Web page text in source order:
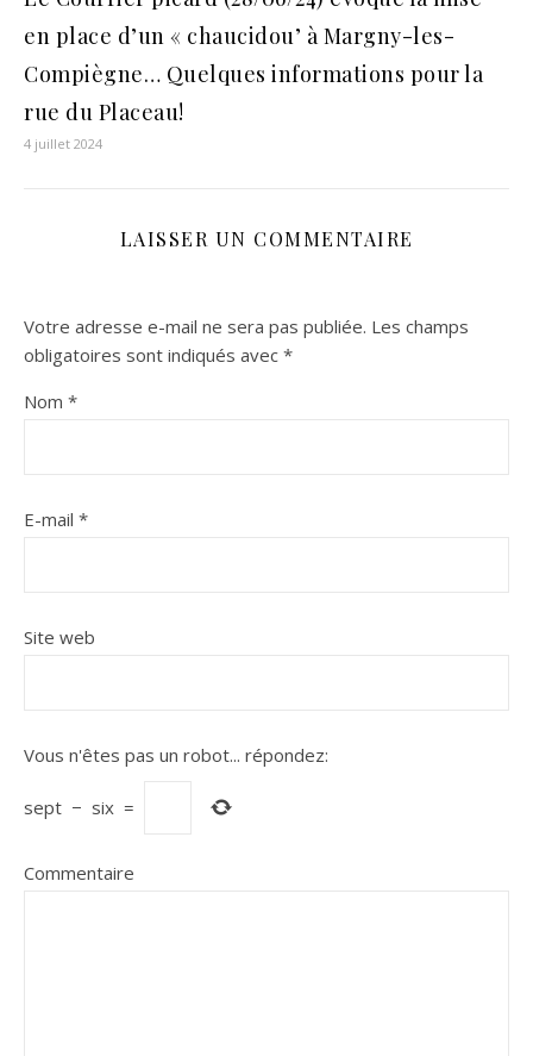
en place d’un « chaucidou’ à Margny-les-
Compiègne… Quelques informations pour la
rue du Placeau!
4 juillet 2024
LAISSER UN COMMENTAIRE
Votre adresse e-mail ne sera pas publiée. Les champs
obligatoires sont indiqués avec *
Nom *
E-mail *
Site web
Vous n'êtes pas un robot... répondez:
sept − six =
Commentaire